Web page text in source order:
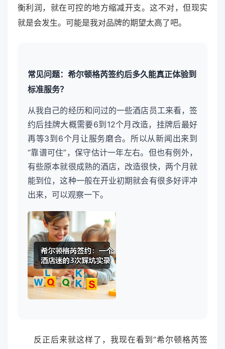
衡利润，就在可控的地方缩减开支。这不对，但现实
就是会发生。可能是我对品牌的期望太高了吧。
常见问题：希尔顿格芮签约后多久能真正体验到
标准服务？
从我自己的经历和问过的一些酒店员工来看，签
约后挂牌大概需要6到12个月改造，挂牌后最好
再等3到6个月让服务磨合。所以从新闻出来到
“靠谱可住”，保守估计一年左右。但也有例外，
有些原本就很成熟的酒店，改造很快，两个月就
能到位，这种一般在开业初期就会有很多好评冲
出来，可以观察一下。
反正后来就这样了，我现在看到“希尔顿格芮签